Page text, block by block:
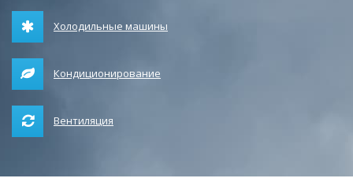
Холодильные машины
Кондиционирование
Вентиляция